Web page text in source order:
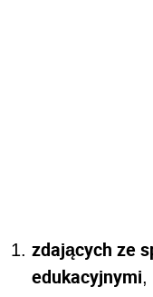
zdających ze
edukacyjnymi,